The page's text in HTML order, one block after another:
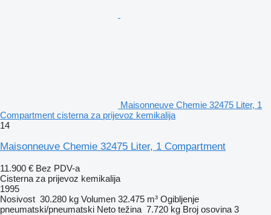
Maisonneuve Chemie 32475 Liter, 1
Compartment cisterna za prijevoz kemikalija
14
Maisonneuve Chemie 32475 Liter, 1 Compartment
11.900 € Bez PDV-a
Cisterna za prijevoz kemikalija
1995
Nosivost 30.280 kg Volumen 32.475 m³ Ogibljenje
pneumatski/pneumatski Neto težina 7.720 kg Broj osovina 3